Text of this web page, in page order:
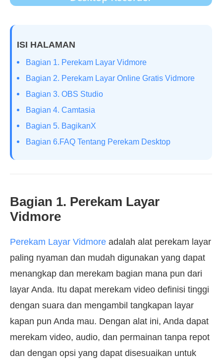
ISI HALAMAN
Bagian 1. Perekam Layar Vidmore
Bagian 2. Perekam Layar Online Gratis Vidmore
Bagian 3. OBS Studio
Bagian 4. Camtasia
Bagian 5. BagikanX
Bagian 6.FAQ Tentang Perekam Desktop
Bagian 1. Perekam Layar
Vidmore
Perekam Layar Vidmore adalah alat perekam layar
paling nyaman dan mudah digunakan yang dapat
menangkap dan merekam bagian mana pun dari
layar Anda. Itu dapat merekam video definisi tinggi
dengan suara dan mengambil tangkapan layar
kapan pun Anda mau. Dengan alat ini, Anda dapat
merekam video, audio, dan permainan tanpa repot
dan dengan opsi yang dapat disesuaikan untuk